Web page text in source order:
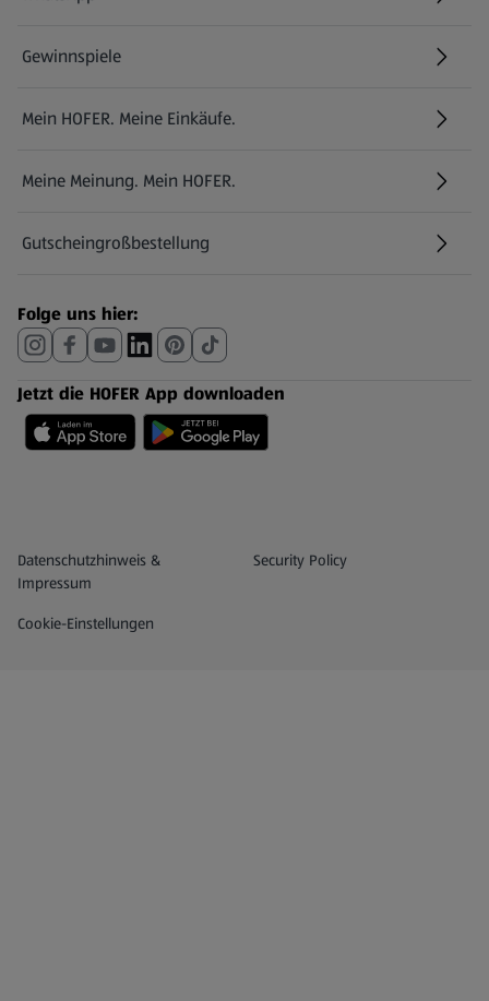
Gewinnspiele
Mein HOFER. Meine Einkäufe.
Meine Meinung. Mein HOFER.
Gutscheingroßbestellung
(öffnet in einem neuen Tab)
Folge uns hier:
Jetzt die HOFER App downloaden
Datenschutz- und Richtlinienmenü
Datenschutzhinweis &
Impressum
Security Policy
(öffnet in einem neuen Tab)
Cookie-Einstellungen